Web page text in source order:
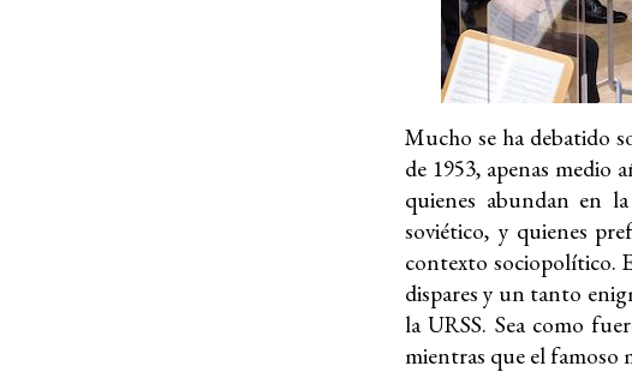
Mucho se ha debatido
de 1953, apenas
quienes abundan en
soviético, y quienes
contexto sociopolítico.
dispares y un tanto
la URSS. Sea como
mientras que el